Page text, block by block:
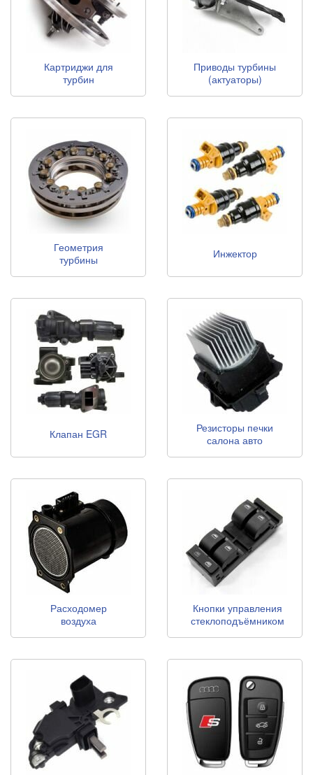
Картриджи для
турбин
Приводы турбины
(актуаторы)
Геометрия
турбины
Инжектор
Клапан EGR
Резисторы печки
салона авто
Расходомер
воздуха
Кнопки управления
стеклоподъёмником